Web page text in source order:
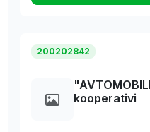
200202842
kooperativi